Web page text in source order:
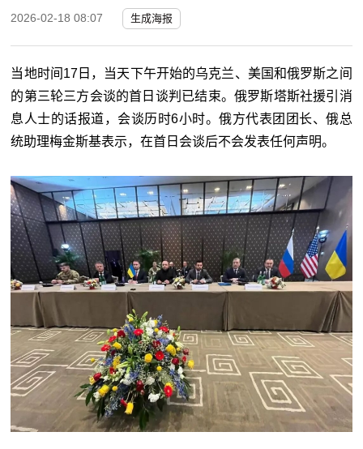
2026-02-18 08:07 生成海报
当地时间17日，当天下午开始的乌克兰、美国和俄罗斯之间
的第三轮三方会谈的首日谈判已结束。 俄罗斯塔斯社援引消
息人士的话报道，会谈历时6小时。俄方代表团团长、俄总
统助理梅金斯基表示，在首日会谈后不会发表任何声明。